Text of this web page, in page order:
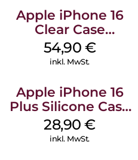
Apple iPhone 16
Clear Case
MagSafe
Transparent
54,90 €
inkl. MwSt.
Apple iPhone 16
Plus Silicone Case
MagSafe Black
28,90€
inkl. MwSt.